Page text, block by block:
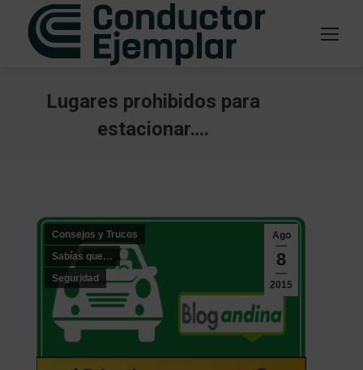
Lugares prohibidos para
estacionar….
Ago
8
2015
Consejos y Trucos
Sabías que…
Seguridad